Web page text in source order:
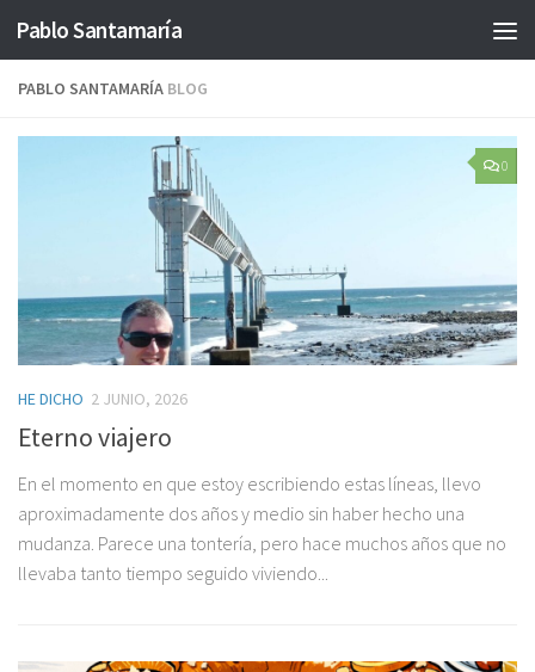
Saltar al contenido
Pablo Santamaría
PABLO SANTAMARÍA BLOG
0
HE DICHO 2 JUNIO, 2026
Eterno viajero
En el momento en que estoy escribiendo estas líneas, llevo
aproximadamente dos años y medio sin haber hecho una
mudanza. Parece una tontería, pero hace muchos años que no
llevaba tanto tiempo seguido viviendo...